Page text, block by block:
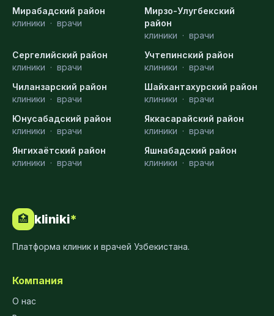
Мирабадский район
клиники · врачи
Мирзо-Улугбекский
район
клиники · врачи
Сергелийский район
клиники · врачи
Учтепинский район
клиники · врачи
Чиланзарский район
клиники · врачи
Шайхантахурский район
клиники · врачи
Юнусабадский район
клиники · врачи
Яккасарайский район
клиники · врачи
Янгихаётский район
клиники · врачи
Яшнабадский район
клиники · врачи
🏥 kliniki*
Платформа клиник и врачей Узбекистана.
Компания
О нас